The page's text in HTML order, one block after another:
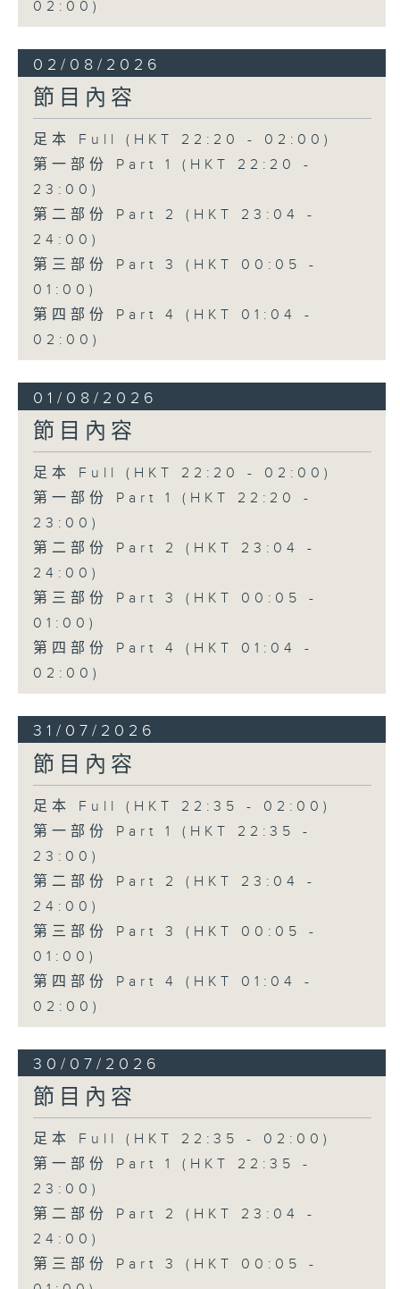
02:00)
02/08/2026
節目內容
足本 Full (HKT 22:20 - 02:00)
第一部份 Part 1 (HKT 22:20 -
23:00)
第二部份 Part 2 (HKT 23:04 -
24:00)
第三部份 Part 3 (HKT 00:05 -
01:00)
第四部份 Part 4 (HKT 01:04 -
02:00)
01/08/2026
節目內容
足本 Full (HKT 22:20 - 02:00)
第一部份 Part 1 (HKT 22:20 -
23:00)
第二部份 Part 2 (HKT 23:04 -
24:00)
第三部份 Part 3 (HKT 00:05 -
01:00)
第四部份 Part 4 (HKT 01:04 -
02:00)
31/07/2026
節目內容
足本 Full (HKT 22:35 - 02:00)
第一部份 Part 1 (HKT 22:35 -
23:00)
第二部份 Part 2 (HKT 23:04 -
24:00)
第三部份 Part 3 (HKT 00:05 -
01:00)
第四部份 Part 4 (HKT 01:04 -
02:00)
30/07/2026
節目內容
足本 Full (HKT 22:35 - 02:00)
第一部份 Part 1 (HKT 22:35 -
23:00)
第二部份 Part 2 (HKT 23:04 -
24:00)
第三部份 Part 3 (HKT 00:05 -